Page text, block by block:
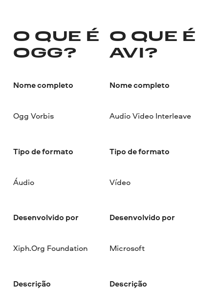
O QUE É
OGG?
Nome completo
Ogg Vorbis
Tipo de formato
Áudio
Desenvolvido por
Xiph.Org Foundation
Descrição
O QUE É
AVI?
Nome completo
Audio Video Interleave
Tipo de formato
Vídeo
Desenvolvido por
Microsoft
Descrição